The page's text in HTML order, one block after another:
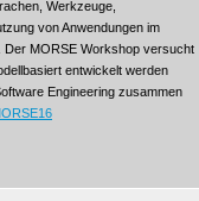
Werkzeuge,
von Anwendungen im
Der MORSE Workshop versucht
entwickelt werden
Engineering zusammen